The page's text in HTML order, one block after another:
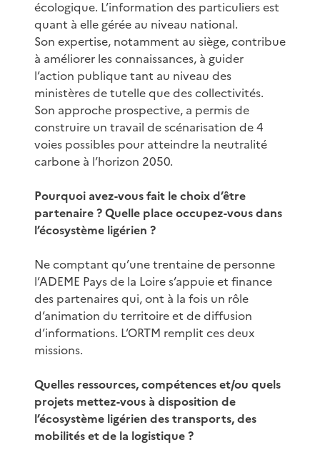
écologique. L’information des particuliers est
quant à elle gérée au niveau national.
Son expertise, notamment au siège, contribue
à améliorer les connaissances, à guider
l’action publique tant au niveau des
ministères de tutelle que des collectivités.
Son approche prospective, a permis de
construire un travail de scénarisation de 4
voies possibles pour atteindre la neutralité
carbone à l’horizon 2050.
Pourquoi avez-vous fait le choix d’être
partenaire ? Quelle place occupez-vous dans
l’écosystème ligérien ?
Ne comptant qu’une trentaine de personne
l’ADEME Pays de la Loire s’appuie et finance
des partenaires qui, ont à la fois un rôle
d’animation du territoire et de diffusion
d’informations. L’ORTM remplit ces deux
missions.
Quelles ressources, compétences et/ou quels
projets mettez-vous à disposition de
l’écosystème ligérien des transports, des
mobilités et de la logistique ?